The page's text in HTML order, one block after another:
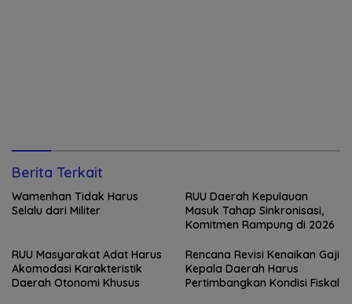
Berita Terkait
Wamenhan Tidak Harus
Selalu dari Militer
RUU Daerah Kepulauan
Masuk Tahap Sinkronisasi,
Komitmen Rampung di 2026
RUU Masyarakat Adat Harus
Akomodasi Karakteristik
Daerah Otonomi Khusus
Rencana Revisi Kenaikan Gaji
Kepala Daerah Harus
Pertimbangkan Kondisi Fiskal